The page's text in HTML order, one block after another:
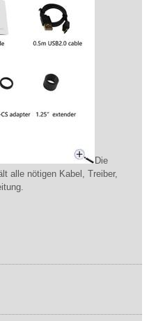
Die
alle nötigen Kabel, Treiber,